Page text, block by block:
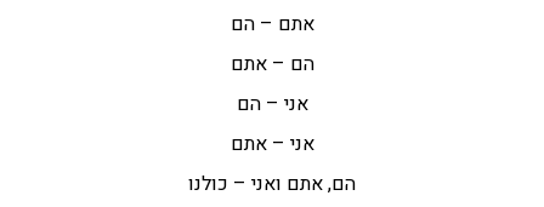
אתם – הם
הם – אתם
אני – הם
אני – אתם
הם, אתם ואני – כולנו